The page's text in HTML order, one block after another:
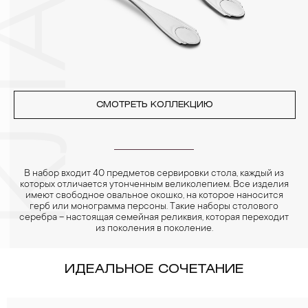
реже одного раза в месяц, а также регулярно протирать их
фланелевой или замшевой салфеткой.
СМОТРЕТЬ КОЛЛЕКЦИЮ
В набор входит 40 предметов сервировки стола, каждый из
которых отличается утонченным великолепием. Все изделия
имеют свободное овальное окошко, на которое наносится
герб или монограмма персоны. Такие наборы столового
серебра – настоящая семейная реликвия, которая переходит
из поколения в поколение.
ИДЕАЛЬНОЕ СОЧЕТАНИЕ